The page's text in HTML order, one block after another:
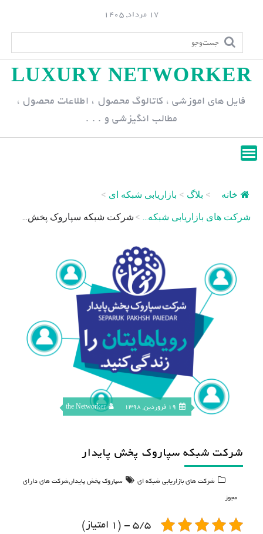
p
n
17 مرداد, 1405
LUXURY NETWORKER
فایل های اموزشی ، کاتالوگ محصول ، اطلاعات محصول ،
مطالب انگیزشی و . . .
خانه > بلاگ > بازاریابی شبکه ای >
شرکت های بازاریابی شبکه... > شرکت شبکه سپاروک پخش...
19 فروردین, 1398 the Networker
شرکت شبکه سپاروک پخش پایدار
شرکت های بازاریابی شبکه ای سپاروک پخش پایدار,شرکت های دارای
مجوز
5/5 - (1 امتیاز)